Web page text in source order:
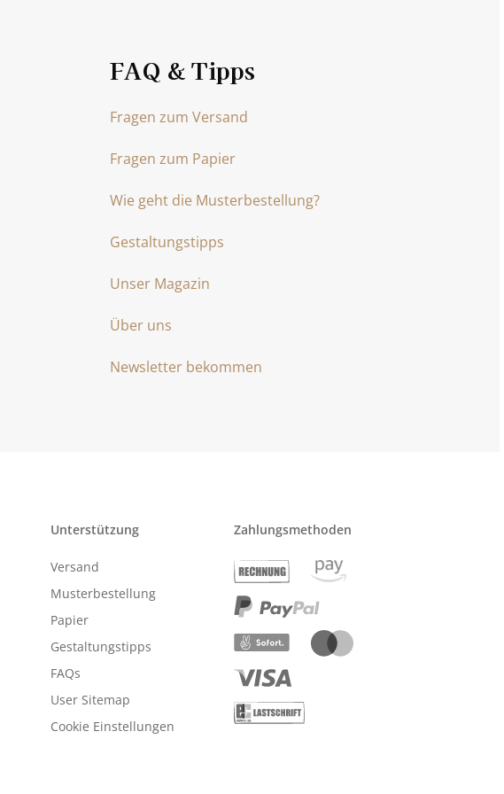
FAQ & Tipps
Fragen zum Versand
Fragen zum Papier
Wie geht die Musterbestellung?
Gestaltungstipps
Unser Magazin
Über uns
Newsletter bekommen
Unterstützung
Versand
Musterbestellung
Papier
Gestaltungstipps
FAQs
User Sitemap
Cookie Einstellungen
Zahlungsmethoden